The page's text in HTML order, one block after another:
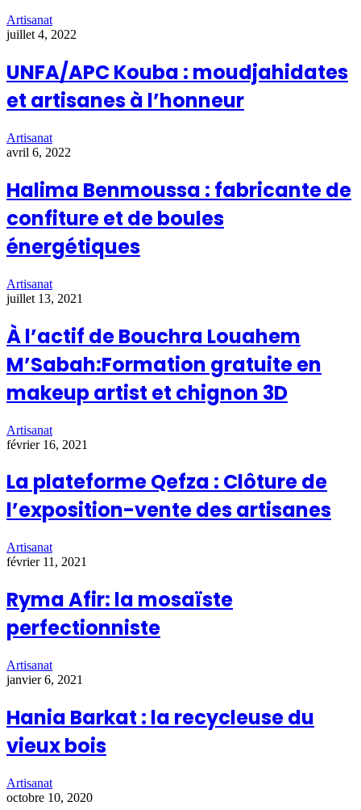
Artisanat
juillet 4, 2022
UNFA/APC Kouba : moudjahidates
et artisanes à l’honneur
Artisanat
avril 6, 2022
Halima Benmoussa : fabricante de
confiture et de boules
énergétiques
Artisanat
juillet 13, 2021
À l’actif de Bouchra Louahem
M’Sabah:Formation gratuite en
makeup artist et chignon 3D
Artisanat
février 16, 2021
La plateforme Qefza : Clôture de
l’exposition-vente des artisanes
Artisanat
février 11, 2021
Ryma Afir: la mosaïste
perfectionniste
Artisanat
janvier 6, 2021
Hania Barkat : la recycleuse du
vieux bois
Artisanat
octobre 10, 2020